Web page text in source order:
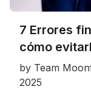
7 Errores
cómo
by Team
2025